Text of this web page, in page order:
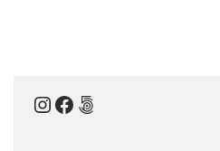
Instagram
Facebook
500px